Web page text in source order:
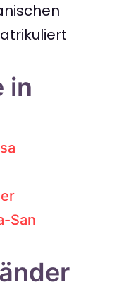
in
San